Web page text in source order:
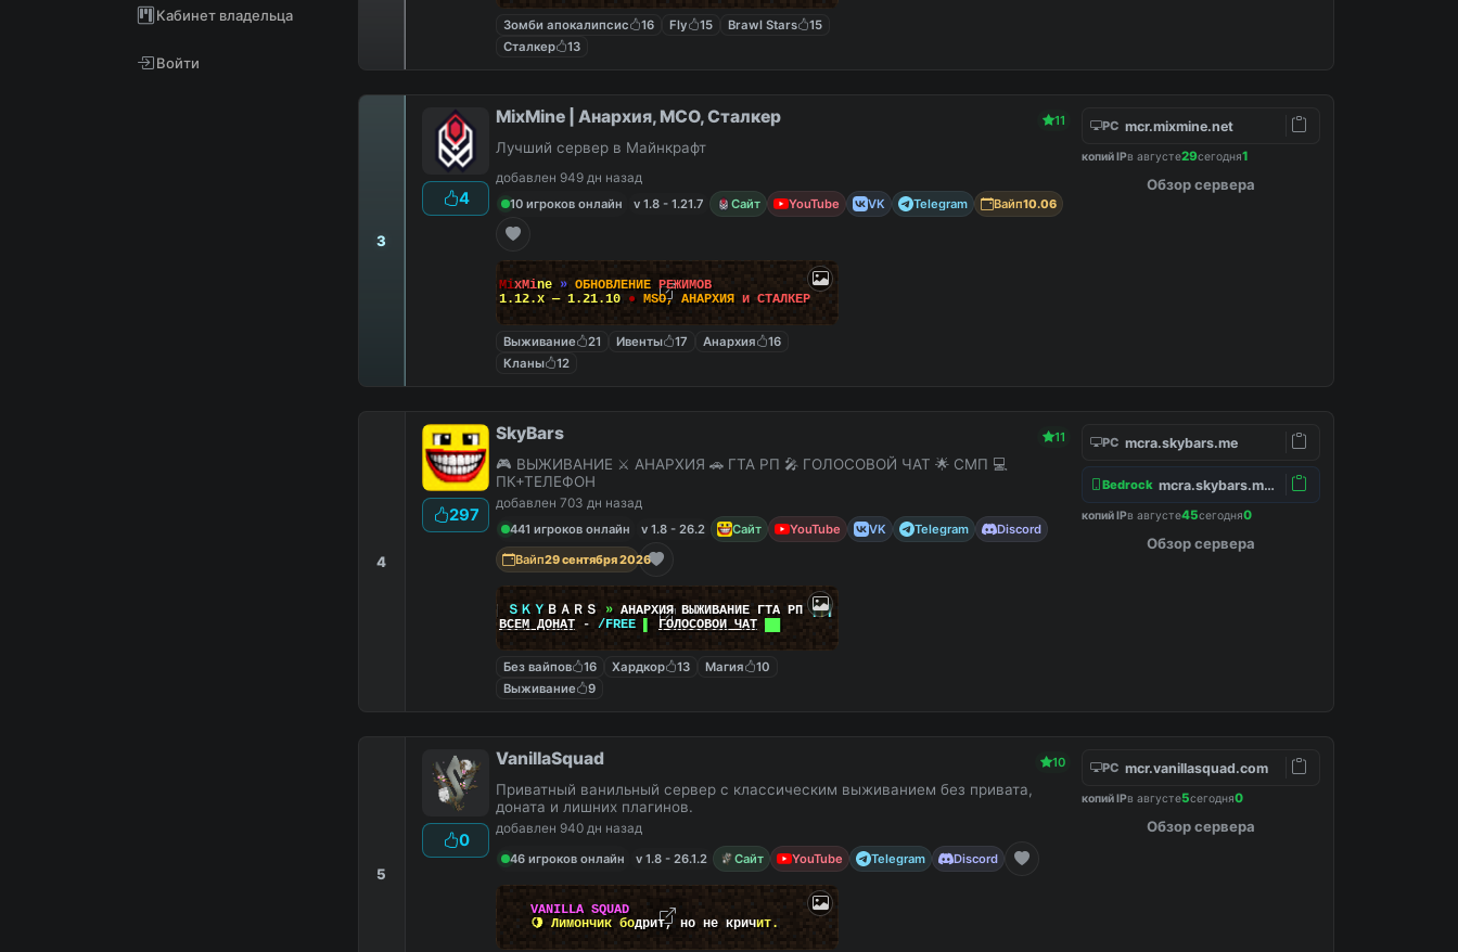
Кабинет владельца
Войти
Зомби апокалипсис 16 Fly 15 Brawl Stars
15
Сталкер
13
3
4
MixMine | Анархия, МСО, Сталкер 11
Лучший сервер в Майнкрафт
добавлен 949 дн назад
10 игроков онлайн
v 1.8 - 1.21.7 Сайт YouTube VK Telegram Вайп10.06
MixMine » ОБНОВЛЕНИЕ РЕЖИМОВ
1.12.x — 1.21.10 ● MSO, АНАРХИЯ и СТАЛКЕР
Выживание 21 Ивенты 17 Анархия
16
Кланы
12
PC mcr.mixmine.net
копий IPв августе29сегодня1
Обзор сервера
4
297
SkyBars 11
🎮 ВЫЖИВАНИЕ ⚔️ АНАРХИЯ 🚗 ГТА РП 🎤 ГОЛОСОВОЙ ЧАТ 🌟 СМП 💻
ПК+ТЕЛЕФОН
добавлен 703 дн назад
441 игроков онлайн
v 1.8 - 26.2 Сайт YouTube VK Telegram
Discord
Вайп29 сентября 2026
ＳＫＹ ＢＡＲＳ » АНАРХИЯ ВЫЖИВАНИЕ ГТА РП|||
ВСЕМ ДОНАТ - /FREE ГОЛОСОВОЙ ЧАТ
Без вайпов 16 Хардкор 13 Магия
10
Выживание
9
PC mcra.skybars.me
Bedrock mcra.skybars.me:19132
копий IPв августе45сегодня0
Обзор сервера
5
0
VanillaSquad 10
Приватный ванильный сервер с классическим выживанием без привата,
доната и лишних плагинов.
добавлен 940 дн назад
46 игроков онлайн
v 1.8 - 26.1.2 Сайт YouTube Telegram Discord
VANILLA SQUAD
🍋 Лимончик бодрит, но не кричит.
PC mcr.vanillasquad.com
копий IPв августе5сегодня0
Обзор сервера